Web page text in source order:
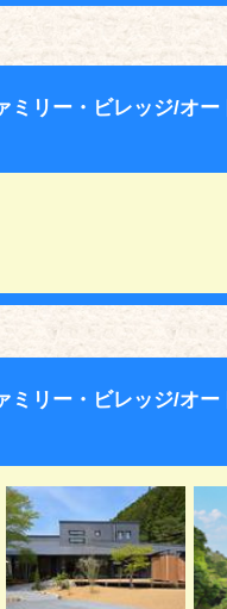
ミリー・ビレッジ/オ
ミリー・ビレッジ/オ